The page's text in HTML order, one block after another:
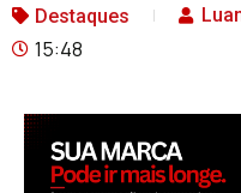
Destaques
15:48